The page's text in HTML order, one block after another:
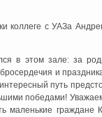
коллеге с УАЗа
в этом зале: за
и
путь
победами!
маленькие граждане